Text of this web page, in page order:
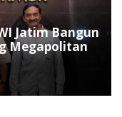
Jatim Bangun
Megapolitan